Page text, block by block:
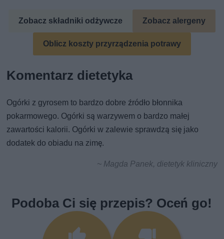
Zobacz składniki odżywcze Zobacz alergeny
Oblicz koszty przyrządzenia potrawy
Komentarz dietetyka
Ogórki z gyrosem to bardzo dobre źródło błonnika
pokarmowego. Ogórki są warzywem o bardzo małej
zawartości kalorii. Ogórki w zalewie sprawdzą się jako
dodatek do obiadu na zimę.
~ Magda Panek, dietetyk kliniczny
Podoba Ci się przepis? Oceń go!